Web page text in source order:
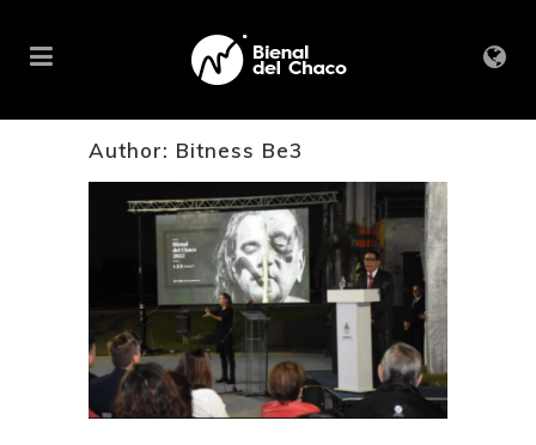
Author: Bitness Be3